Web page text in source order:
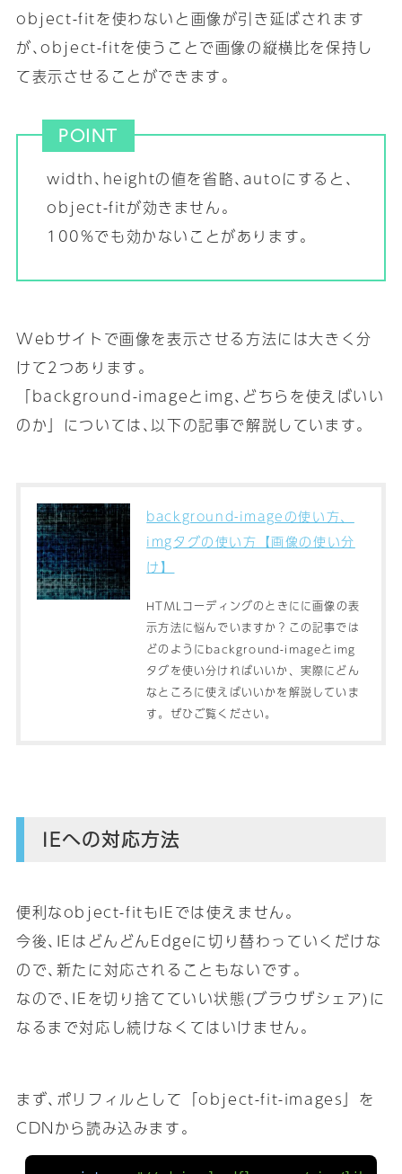
object-fitを使わないと画像が引き延ばされます
が､object-fitを使うことで画像の縦横比を保持し
て表示させることができます｡
POINT
width､heightの値を省略､autoにすると､
object-fitが効きません｡
100%でも効かないことがあります｡
Webサイトで画像を表示させる方法には大きく分
けて2つあります｡
「background-imageとimg､どちらを使えばいい
のか」については､以下の記事で解説しています｡
background-imageの使い方、
imgタグの使い方【画像の使い分
け】
HTMLコーディングのときにに画像の表
示方法に悩んでいますか？この記事では
どのようにbackground-imageとimg
タグを使い分ければいいか、実際にどん
なところに使えばいいかを解説していま
す。ぜひご覧ください。
IEへの対応方法
便利なobject-fitもIEでは使えません｡
今後､IEはどんどんEdgeに切り替わっていくだけな
ので､新たに対応されることもないです｡
なので､IEを切り捨てていい状態(ブラウザシェア)に
なるまで対応し続けなくてはいけません｡
まず､ポリフィルとして「object-fit-images」を
CDNから読み込みます｡